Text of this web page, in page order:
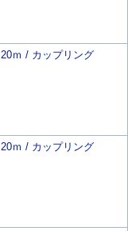
ｍ / カップリング
ｍ / カップリング